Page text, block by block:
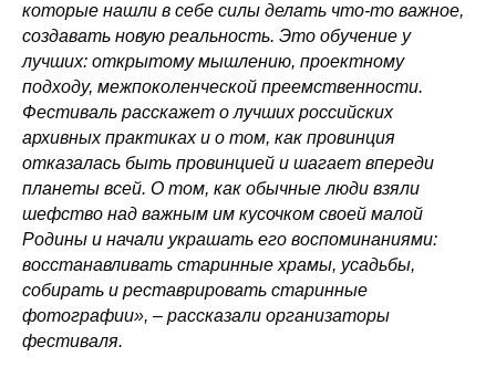
которые нашли в себе силы делать что-то важное,
создавать новую реальность. Это обучение у
лучших: открытому мышлению, проектному
подходу, межпоколенческой преемственности.
Фестиваль расскажет о лучших российских
архивных практиках и о том, как провинция
отказалась быть провинцией и шагает впереди
планеты всей. О том, как обычные люди взяли
шефство над важным им кусочком своей малой
Родины и начали украшать его воспоминаниями:
восстанавливать старинные храмы, усадьбы,
собирать и реставрировать старинные
фотографии», – рассказали организаторы
фестиваля.